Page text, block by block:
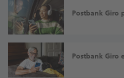
Postbank Giro
Postbank Giro